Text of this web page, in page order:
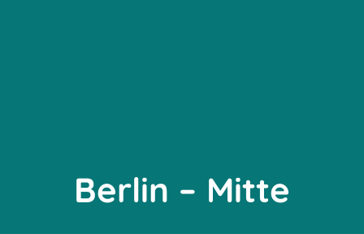
Berlin – Mitte